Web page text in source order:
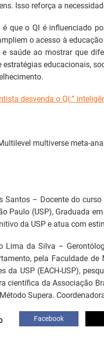
Isso reforça a
é que o QI é influenciado
o acesso à
saúde ao mostrar que
estratégias educacionais,
desvenda o QI:”
multiverse meta-
Santos – Docente do
Paulo (USP), Graduada
da USP e atua com
Lima da Silva –
pela Faculdade
da USP (EACH-USP),
científica da Associação
Supera.
Facebook